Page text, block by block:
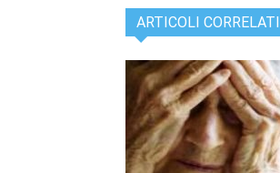
ARTICOLI CORRELATI